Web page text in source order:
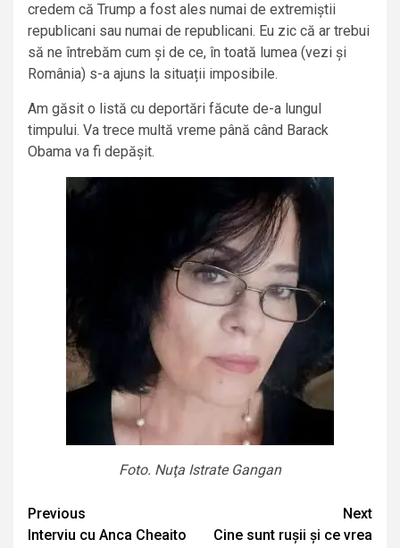
credem că Trump a fost ales numai de extremiștii
republicani sau numai de republicani. Eu zic că ar trebui
să ne întrebăm cum și de ce, în toată lumea (vezi și
România) s-a ajuns la situații imposibile.
Am găsit o listă cu deportări făcute de-a lungul
timpului. Va trece multă vreme până când Barack
Obama va fi depășit.
Foto. Nuţa Istrate Gangan
Continue
Previous
Interviu cu Anca Cheaito
Next
Cine sunt rușii și ce vrea